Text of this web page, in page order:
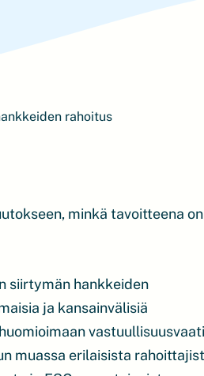
rahoitus
minkä tavoitteena
siirtymän hankkeiden
ja kansainvälisiä
muassa erilaisista